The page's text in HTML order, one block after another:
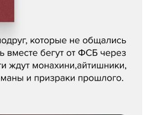
«Тут недалеко»